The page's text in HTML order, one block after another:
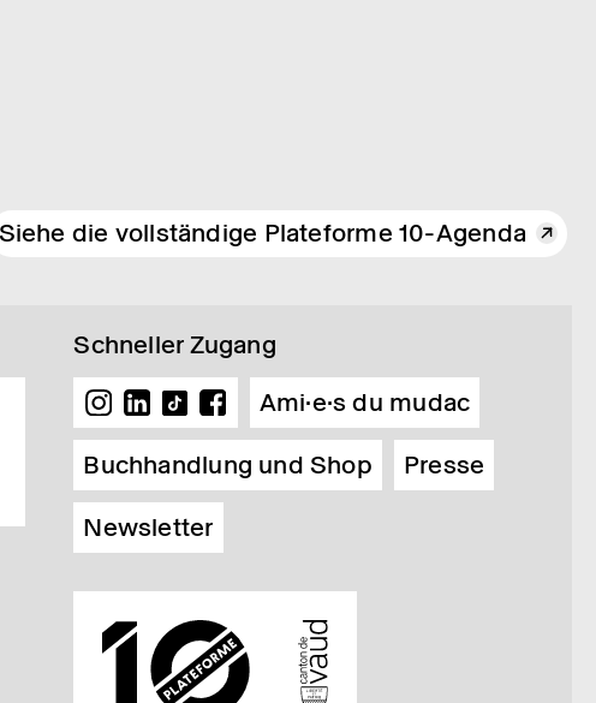
Siehe die vollständige Plateforme 10-Agenda
Schneller Zugang
Ami·e·s du mudac
Buchhandlung und Shop
Presse
Newsletter